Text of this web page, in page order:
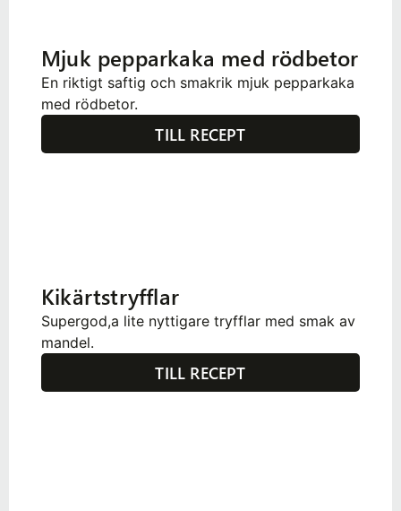
Mjuk pepparkaka med rödbetor
En riktigt saftig och smakrik mjuk pepparkaka
med rödbetor.
TILL RECEPT
Kikärtstryfflar
Supergod,a lite nyttigare tryfflar med smak av
mandel.
TILL RECEPT